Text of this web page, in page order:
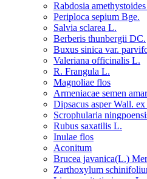
Rabdosia
Periploca sepium Bge.
Salvia sclarea L.
Berberis thunbergii DC.
Buxus sinica var.
Valeriana officinalis L.
R. Frangula L.
Magnoliae flos
Armeniacae semen
Dipsacus asper Wall.
Scrophularia
Rubus saxatilis L.
Inulae flos
Aconitum
Brucea javanica(L.)
Zarthoxylum